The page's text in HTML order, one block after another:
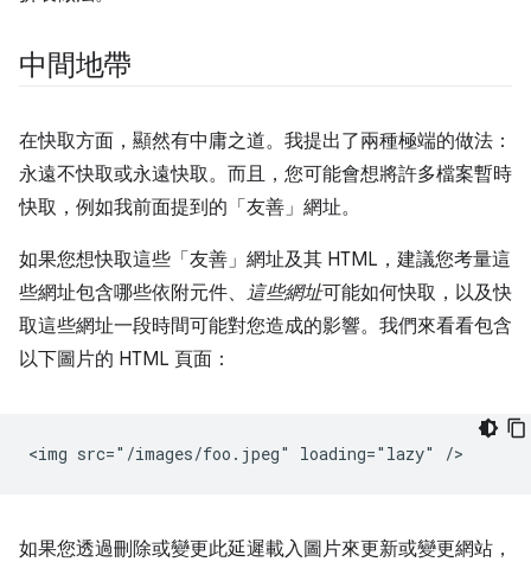
中間地帶
在快取方面，顯然有中庸之道。我提出了兩種極端的做法：
永遠不快取或永遠快取。而且，您可能會想將許多檔案暫時
快取，例如我前面提到的「友善」網址。
如果您想快取這些「友善」網址及其 HTML，建議您考量這
些網址包含哪些依附元件、 這些網址可能如何快取，以及快
取這些網址一段時間可能對您造成的影響。我們來看看包含
以下圖片的 HTML 頁面：
如果您透過刪除或變更此延遲載入圖片來更新或變更網站，